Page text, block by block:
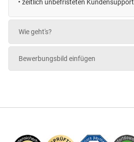
• zeitlich unbefristeten Kundensupport
Wie geht's?
Bewerbungsbild einfügen